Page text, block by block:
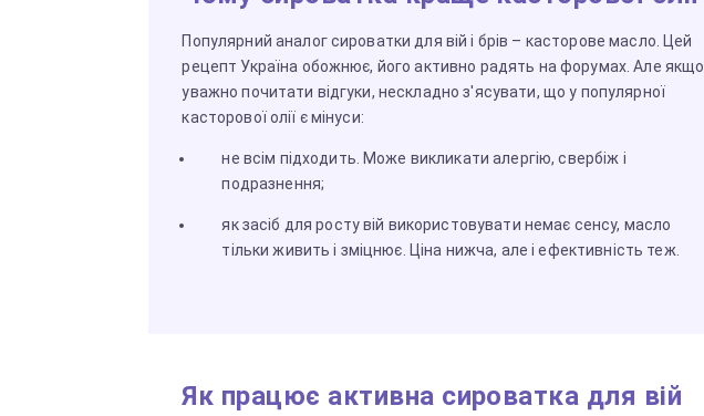
Популярний аналог сироватки для вій і брів – касторове масло. Цей
рецепт Україна обожнює, його активно радять на форумах. Але якщо
уважно почитати відгуки, нескладно з'ясувати, що у популярної
касторової олії є мінуси:
не всім підходить. Може викликати алергію, свербіж і
подразнення;
як засіб для росту вій використовувати немає сенсу, масло
тільки живить і зміцнює. Ціна нижча, але і ефективність теж.
Як працює активна сироватка для вій